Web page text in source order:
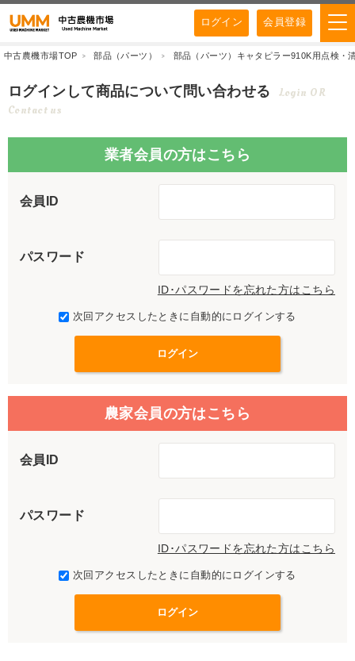
ログイン 会員登録
中古農機市場TOP 部品（パーツ） 部品（パーツ）キャタピラー910K用点検・
ログインして商品について問い合わせる
Login OR
Contact us
業者会員の方はこちら
会員ID
パスワード
ID･パスワードを忘れた方はこちら
次回アクセスしたときに自動的にログインする
農家会員の方はこちら
会員ID
パスワード
ID･パスワードを忘れた方はこちら
次回アクセスしたときに自動的にログインする